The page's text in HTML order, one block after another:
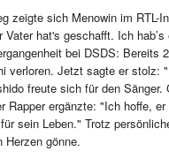
zeigte sich Menowin im RTL-
hat's geschafft. Ich
bei DSDS: Bereits
verloren. Jetzt sagte er stolz:
freute sich für den
Rapper ergänzte: "Ich hoffe,
sein Leben." Trotz
Herzen gönne.